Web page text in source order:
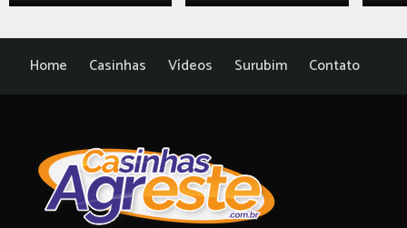
Home Casinhas Vídeos Surubim Contato